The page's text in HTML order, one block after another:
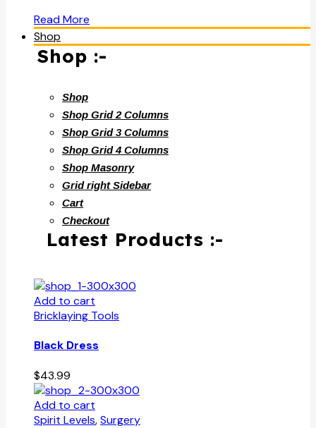
Read More
Shop
Shop :-
Shop
Shop Grid 2 Columns
Shop Grid 3 Columns
Shop Grid 4 Columns
Shop Masonry
Grid right Sidebar
Cart
Checkout
Latest Products :-
Add to cart
Bricklaying Tools
Black Dress
$43.99
Add to cart
Spirit Levels,Surgery